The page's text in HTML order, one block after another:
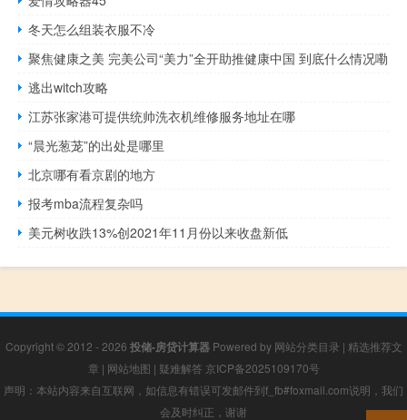
冬天怎么组装衣服不冷
聚焦健康之美 完美公司“美力”全开助推健康中国 到底什么情况嘞
逃出witch攻略
江苏张家港可提供统帅洗衣机维修服务地址在哪
“晨光葱茏”的出处是哪里
北京哪有看京剧的地方
报考mba流程复杂吗
美元树收跌13%创2021年11月份以来收盘新低
Copyright © 2012 - 2026 投储-房贷计算器Powered by 网站分类目录 | 精选推荐文
章 | 网站地图 | 疑难解答 京ICP备2025109170号
声明：本站内容来自互联网，如信息有错误可发邮件到f_fb#foxmail.com说明，我们
会及时纠正，谢谢